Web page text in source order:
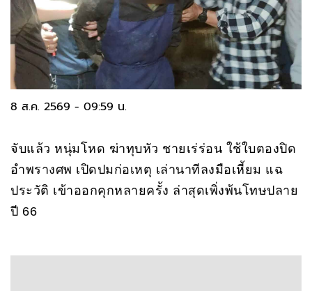
8 ส.ค. 2569 - 09:59 น.
จับแล้ว หนุ่มโหด ฆ่าทุบหัว ชายเร่ร่อน ใช้ใบตองปิด
อำพรางศพ เปิดปมก่อเหตุ เล่านาทีลงมือเหี้ยม แฉ
ประวัติ เข้าออกคุกหลายครั้ง ล่าสุดเพิ่งพ้นโทษปลาย
ปี 66